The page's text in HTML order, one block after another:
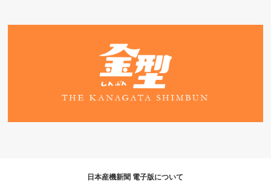
日本産機新聞 電子版について